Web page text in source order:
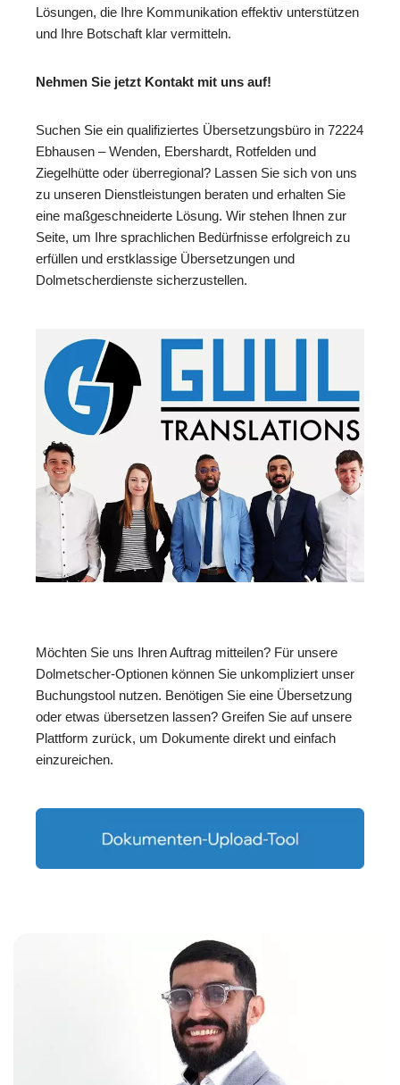
Lösungen, die Ihre Kommunikation effektiv unterstützen
und Ihre Botschaft klar vermitteln.
Nehmen Sie jetzt Kontakt mit uns auf!
Suchen Sie ein qualifiziertes Übersetzungsbüro in 72224
Ebhausen – Wenden, Ebershardt, Rotfelden und
Ziegelhütte oder überregional? Lassen Sie sich von uns
zu unseren Dienstleistungen beraten und erhalten Sie
eine maßgeschneiderte Lösung. Wir stehen Ihnen zur
Seite, um Ihre sprachlichen Bedürfnisse erfolgreich zu
erfüllen und erstklassige Übersetzungen und
Dolmetscherdienste sicherzustellen.
Möchten Sie uns Ihren Auftrag mitteilen? Für unsere
Dolmetscher-Optionen können Sie unkompliziert unser
Buchungstool nutzen. Benötigen Sie eine Übersetzung
oder etwas übersetzen lassen? Greifen Sie auf unsere
Plattform zurück, um Dokumente direkt und einfach
einzureichen.